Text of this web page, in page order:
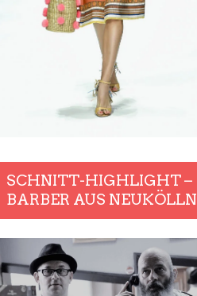
SCHNITT-HIGHLIGHT –
BARBER AUS NEUKÖLLN